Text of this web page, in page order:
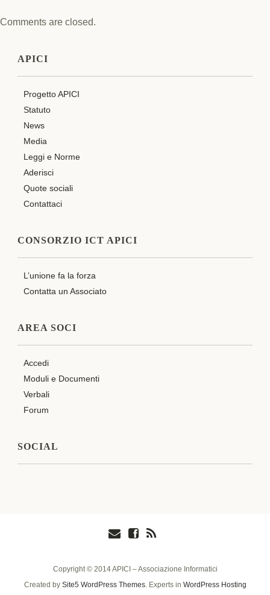
Comments are closed.
APICI
Progetto APICI
Statuto
News
Media
Leggi e Norme
Aderisci
Quote sociali
Contattaci
CONSORZIO ICT APICI
L’unione fa la forza
Contatta un Associato
AREA SOCI
Accedi
Moduli e Documenti
Verbali
Forum
SOCIAL
Copyright © 2014 APICI – Associazione Informatici
Created by Site5 WordPress Themes. Experts in WordPress Hosting